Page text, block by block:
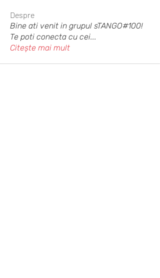
Despre
Bine ati venit in grupul sTANGO#100!
Te poti conecta cu cei...
Citește mai mult